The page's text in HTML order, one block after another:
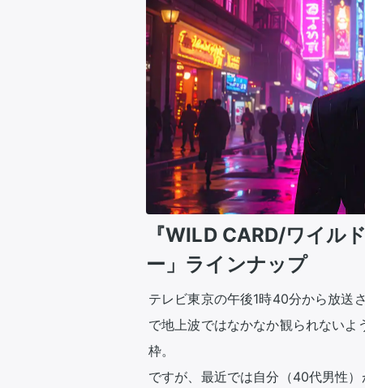
『WILD CARD/ワイル
ー」ラインナップ
テレビ東京の午後1時40分から放送
で地上波ではなかなか観られない
枠。
ですが、最近では自分（40代男性